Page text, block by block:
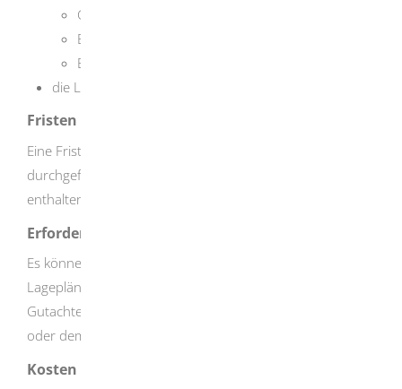
Grundstücksgestalt
Bodenbeschaffenheit
Bebauung
die Lage des Grundstücks
Fristen
Eine Frist, innerhalb der eine Grundstücksermittlung
durchgeführt sein sollte, ist in den Rechtgrundlagen nicht
enthalten.
Erforderliche Unterlagen
Es können unterschiedliche Unterlagen (zum Beispiel
Lagepläne) notwendig sein. Diese Unterlagen fordert der
Gutachterausschuss bei Bedarf bei der Antragstellerin
oder dem Antragsteller an.
Kosten